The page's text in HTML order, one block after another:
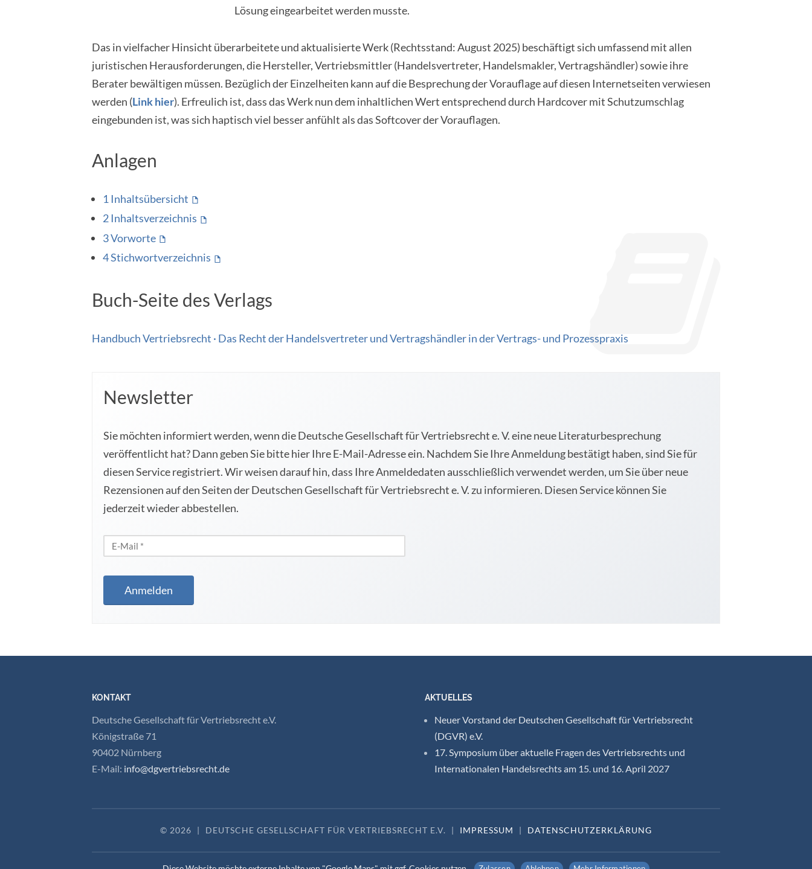
Lösung eingearbeitet werden musste.
Das in vielfacher Hinsicht überarbeitete und aktualisierte Werk (Rechtsstand: August 2025) beschäftigt sich umfassend mit allen
juristischen Herausforderungen, die Hersteller, Vertriebsmittler (Handelsvertreter, Handelsmakler, Vertragshändler) sowie ihre
Berater bewältigen müssen. Bezüglich der Einzelheiten kann auf die Besprechung der Vorauflage auf diesen Internetseiten verwiesen
werden (Link hier). Erfreulich ist, dass das Werk nun dem inhaltlichen Wert entsprechend durch Hardcover mit Schutzumschlag
eingebunden ist, was sich haptisch viel besser anfühlt als das Softcover der Vorauflagen.
Anlagen
1 Inhaltsübersicht
2 Inhaltsverzeichnis
3 Vorworte
4 Stichwortverzeichnis
Buch-Seite des Verlags
Handbuch Vertriebsrecht · Das Recht der Handelsvertreter und Vertragshändler in der Vertrags- und Prozesspraxis
Newsletter
Sie möchten informiert werden, wenn die Deutsche Gesellschaft für Vertriebsrecht e. V. eine neue Literaturbesprechung
veröffentlicht hat? Dann geben Sie bitte hier Ihre E-Mail-Adresse ein. Nachdem Sie Ihre Anmeldung bestätigt haben, sind Sie für
diesen Service registriert. Wir weisen darauf hin, dass Ihre Anmeldedaten ausschließlich verwendet werden, um Sie über neue
Rezensionen auf den Seiten der Deutschen Gesellschaft für Vertriebsrecht e. V. zu informieren. Diesen Service können Sie
jederzeit wieder abbestellen.
KONTAKT
Deutsche Gesellschaft für Vertriebsrecht e.V.
Königstraße 71
90402 Nürnberg
E-Mail: info@dgvertriebsrecht.de
AKTUELLES
Neuer Vorstand der Deutschen Gesellschaft für Vertriebsrecht
(DGVR) e.V.
17. Symposium über aktuelle Fragen des Vertriebsrechts und
Internationalen Handelsrechts am 15. und 16. April 2027
© 2026 | DEUTSCHE GESELLSCHAFT FÜR VERTRIEBSRECHT E.V. | IMPRESSUM | DATENSCHUTZERKLÄRUNG